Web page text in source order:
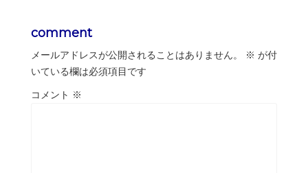
comment
メールアドレスが公開されることはありません。 ※ が付
いている欄は必須項目です
コメント ※